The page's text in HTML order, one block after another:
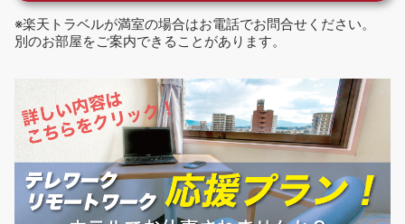
※楽天トラベルが満室の場合はお電話でお問合せください。
別のお部屋をご案内できることがあります。